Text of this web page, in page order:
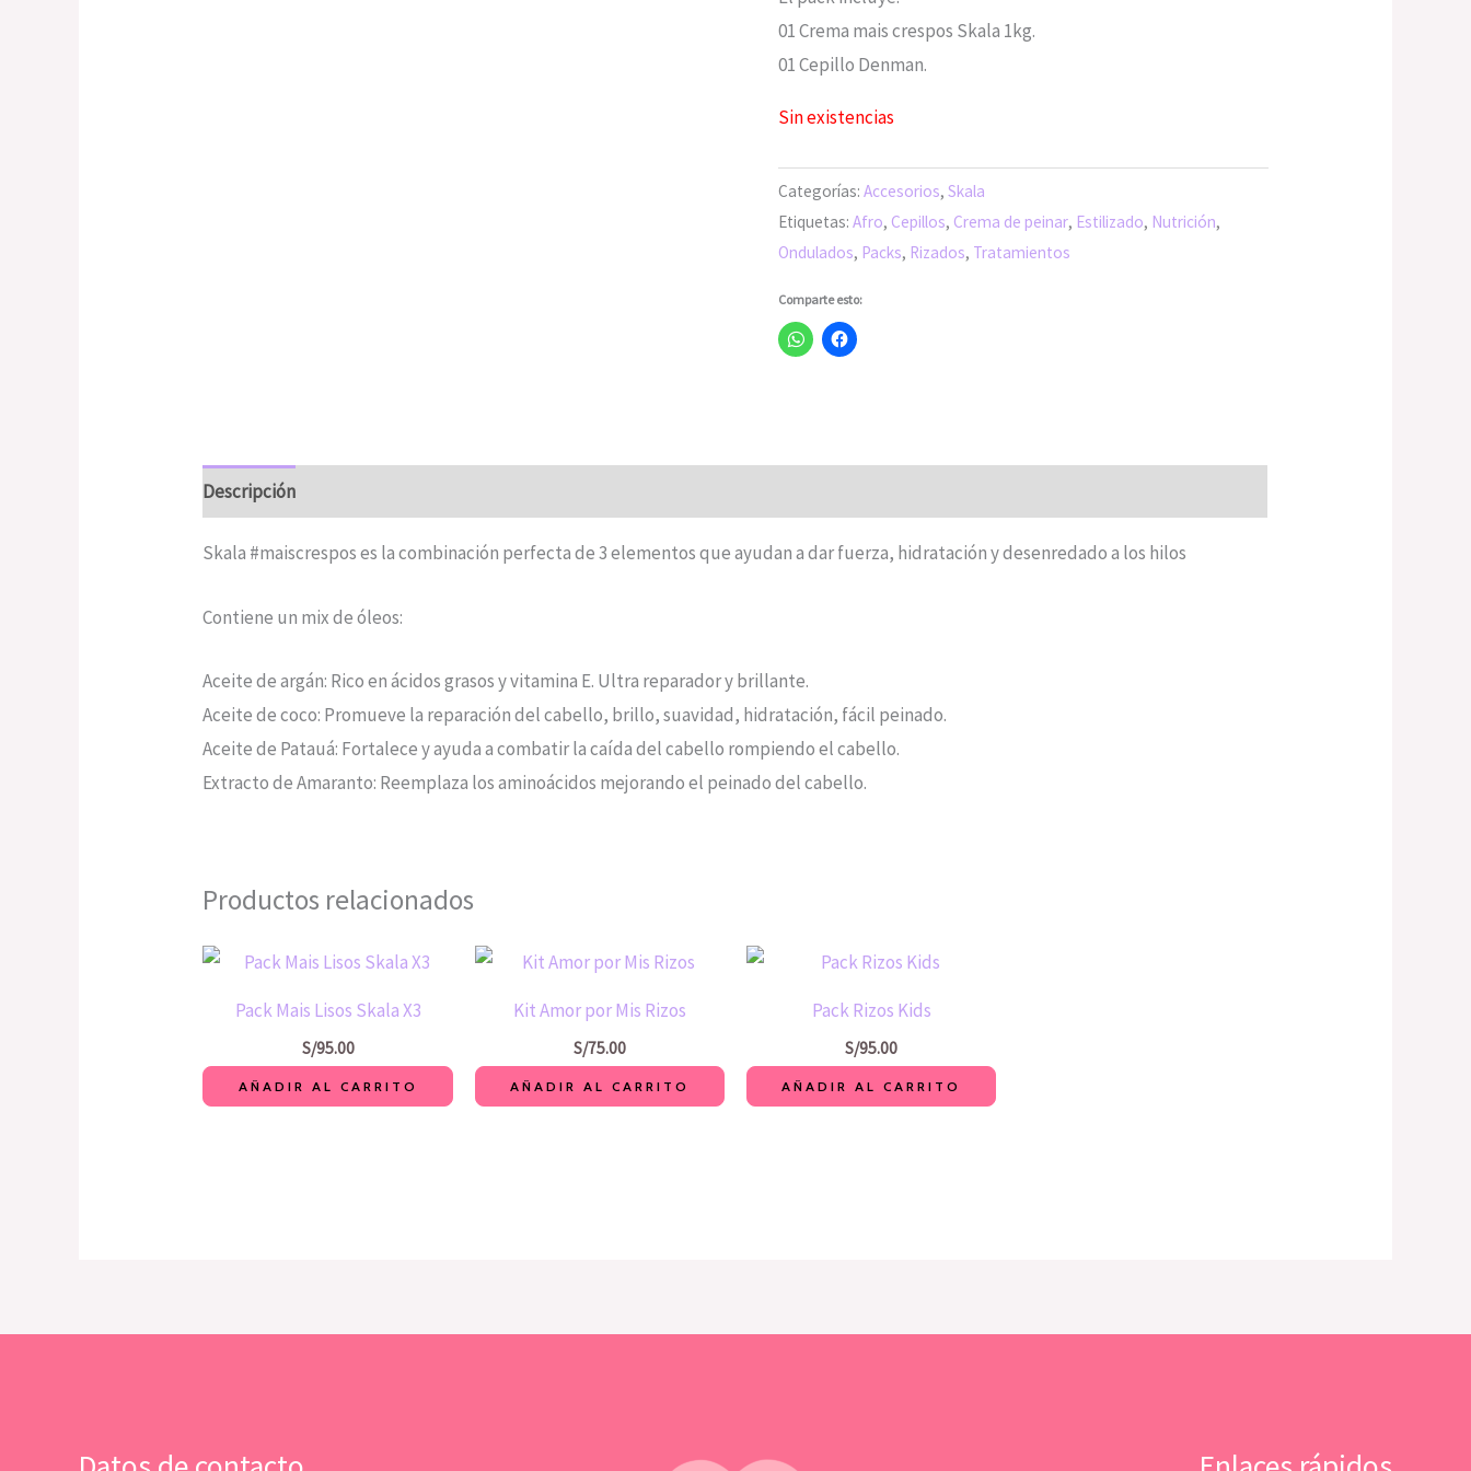
era:
S/61.00.
01 Crema mais crespos Skala 1kg.
01 Cepillo Denman.
Sin existencias
Categorías: Accesorios, Skala
Etiquetas: Afro, Cepillos, Crema de peinar, Estilizado, Nutrición,
Ondulados, Packs, Rizados, Tratamientos
Comparte esto:
Descripción
Skala #maiscrespos es la combinación perfecta de 3 elementos que ayudan a dar fuerza, hidratación y desenredado a los hilos
Contiene un mix de óleos:
Aceite de argán: Rico en ácidos grasos y vitamina E. Ultra reparador y brillante.
Aceite de coco: Promueve la reparación del cabello, brillo, suavidad, hidratación, fácil peinado.
Aceite de Patauá: Fortalece y ayuda a combatir la caída del cabello rompiendo el cabello.
Extracto de Amaranto: Reemplaza los aminoácidos mejorando el peinado del cabello.
Productos relacionados
Pack Mais Lisos Skala X3
S/95.00
AÑADIR AL CARRITO
Kit Amor por Mis Rizos
S/75.00
AÑADIR AL CARRITO
Pack Rizos Kids
S/95.00
AÑADIR AL CARRITO